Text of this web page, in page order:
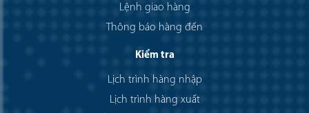
Lệnh giao hàng
Thông báo hàng đến
Kiểm tra
Lịch trình hàng nhập
Lịch trình hàng xuất